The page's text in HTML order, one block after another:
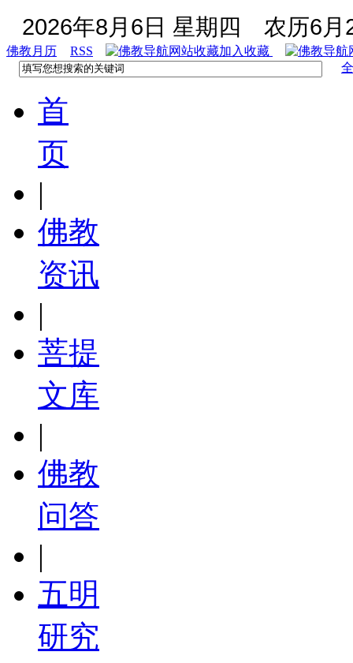
2026年8月6日 星期四 农历6月
佛教月历 RSS
加入收藏
首
页
|
佛教
资讯
|
菩提
文库
|
佛教
问答
|
五明
研究